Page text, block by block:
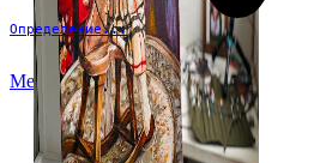
Определение...
Меню